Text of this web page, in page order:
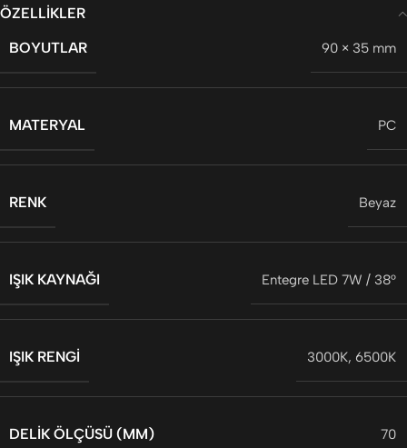
ÖZELLIKLER
BOYUTLAR
90 × 35 mm
MATERYAL PC
RENK Beyaz
IŞIK KAYNAĞI Entegre LED 7W / 38°
IŞIK RENGI 3000K, 6500K
DELIK ÖLÇÜSÜ (MM) 70